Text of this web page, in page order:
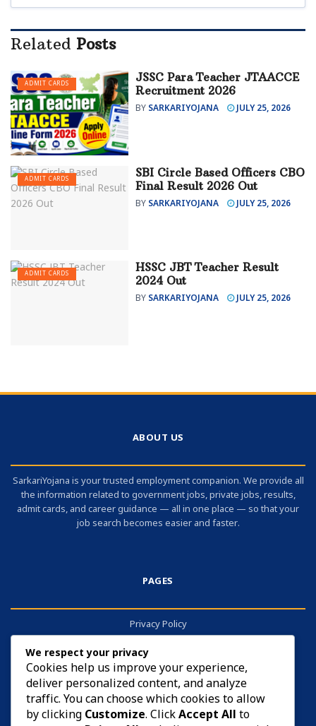
Related Posts
ADMIT CARDS
JSSC Para Teacher JTAACCE
Recruitment 2026
BY SARKARIYOJANA JULY 25, 2026
ADMIT CARDS
SBI Circle Based Officers CBO
Final Result 2026 Out
BY SARKARIYOJANA JULY 25, 2026
ADMIT CARDS
HSSC JBT Teacher Result
2024 Out
BY SARKARIYOJANA JULY 25, 2026
ABOUT US
SarkariYojana is your trusted employment companion. We provide all
the information related to government jobs, private jobs, results,
admit cards, and career guidance — all in one place — so that your
job search becomes easier and faster.
PAGES
Privacy Policy
Contact
Cookies
We respect your privacy
Cookies help us improve your experience,
deliver personalized content, and analyze
traffic. You can choose which cookies to allow
by clicking Customize. ClickAccept All to